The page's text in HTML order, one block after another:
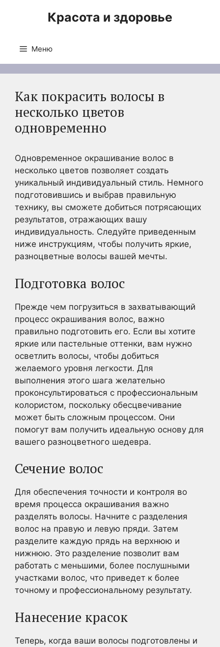
Красота и здоровье
Меню
Как покрасить волосы в
несколько цветов
одновременно
Одновременное окрашивание волос в
несколько цветов позволяет создать
уникальный индивидуальный стиль. Немного
подготовившись и выбрав правильную
технику, вы сможете добиться потрясающих
результатов, отражающих вашу
индивидуальность. Следуйте приведенным
ниже инструкциям, чтобы получить яркие,
разноцветные волосы вашей мечты.
Подготовка волос
Прежде чем погрузиться в захватывающий
процесс окрашивания волос, важно
правильно подготовить его. Если вы хотите
яркие или пастельные оттенки, вам нужно
осветлить волосы, чтобы добиться
желаемого уровня легкости. Для
выполнения этого шага желательно
проконсультироваться с профессиональным
колористом, поскольку обесцвечивание
может быть сложным процессом. Они
помогут вам получить идеальную основу для
вашего разноцветного шедевра.
Сечение волос
Для обеспечения точности и контроля во
время процесса окрашивания важно
разделять волосы. Начните с разделения
волос на правую и левую пряди. Затем
разделите каждую прядь на верхнюю и
нижнюю. Это разделение позволит вам
работать с меньшими, более послушными
участками волос, что приведет к более
точному и профессиональному результату.
Нанесение красок
Теперь, когда ваши волосы подготовлены и